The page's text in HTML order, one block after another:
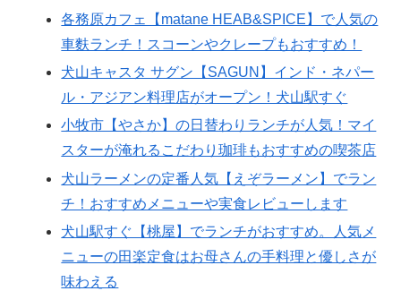
各務原カフェ【matane HEAB&SPICE】で人気の
車麩ランチ！スコーンやクレープもおすすめ！
犬山キャスタ サグン【SAGUN】インド・ネパー
ル・アジアン料理店がオープン！犬山駅すぐ
小牧市【やさか】の日替わりランチが人気！マイ
スターが淹れるこだわり珈琲もおすすめの喫茶店
犬山ラーメンの定番人気【えぞラーメン】でラン
チ！おすすめメニューや実食レビューします
犬山駅すぐ【桃屋】でランチがおすすめ。人気メ
ニューの田楽定食はお母さんの手料理と優しさが
味わえる